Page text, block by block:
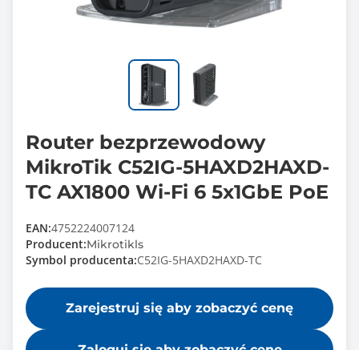
Router bezprzewodowy
MikroTik C52IG-5HAXD2HAXD-
TC AX1800 Wi-Fi 6 5x1GbE PoE
EAN:4752224007124
Producent:Mikrotikls
Symbol producenta:C52IG-5HAXD2HAXD-TC
Zarejestruj się aby zobaczyć cenę